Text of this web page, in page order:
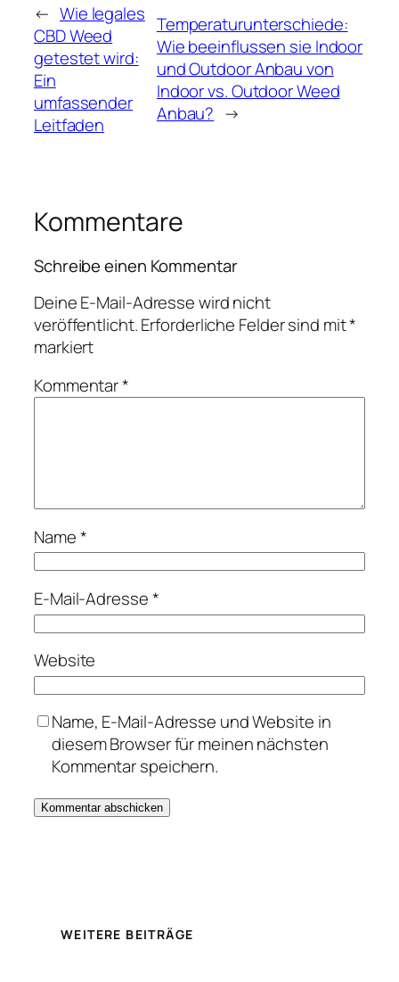
← Wie legales
CBD Weed
getestet wird:
Ein
umfassender
Leitfaden
Temperaturunterschiede:
Wie beeinflussen sie Indoor
und Outdoor Anbau von
Indoor vs. Outdoor Weed
Anbau? →
Kommentare
Schreibe einen Kommentar
Deine E-Mail-Adresse wird nicht
veröffentlicht.Erforderliche Felder sind mit*
markiert
Kommentar*
Name*
E-Mail-Adresse*
Website
Name, E-Mail-Adresse und Website in
diesem Browser für meinen nächsten
Kommentar speichern.
WEITERE BEITRÄGE